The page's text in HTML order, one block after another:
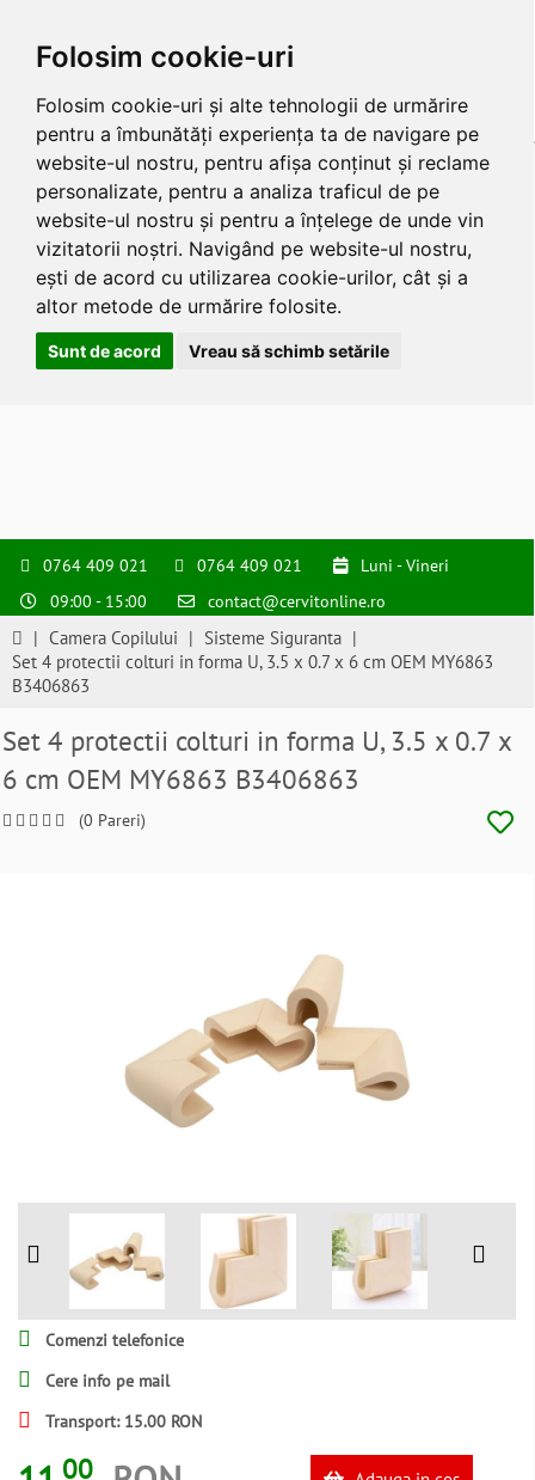
Folosim cookie-uri
Folosim cookie-uri și alte tehnologii de urmărire
pentru a îmbunătăți experiența ta de navigare pe
website-ul nostru, pentru afișa conținut și reclame
personalizate, pentru a analiza traficul de pe
website-ul nostru și pentru a înțelege de unde vin
vizitatorii noștri. Navigând pe website-ul nostru,
ești de acord cu utilizarea cookie-urilor, cât și a
altor metode de urmărire folosite.
Sunt de acord Vreau să schimb setările
0764 409 021 0764 409 021
Luni - Vineri
09:00 - 15:00
contact@cervitonline.ro
| Camera Copilului | Sisteme Siguranta |
Set 4 protectii colturi in forma U, 3.5 x 0.7 x 6 cm OEM MY6863
B3406863
Set 4 protectii colturi in forma U, 3.5 x 0.7 x
6 cm OEM MY6863 B3406863
(0 Pareri)
Comenzi telefonice
Cere info pe mail
Transport: 15.00 RON
00